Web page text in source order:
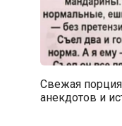
Свежая
анекдотов и